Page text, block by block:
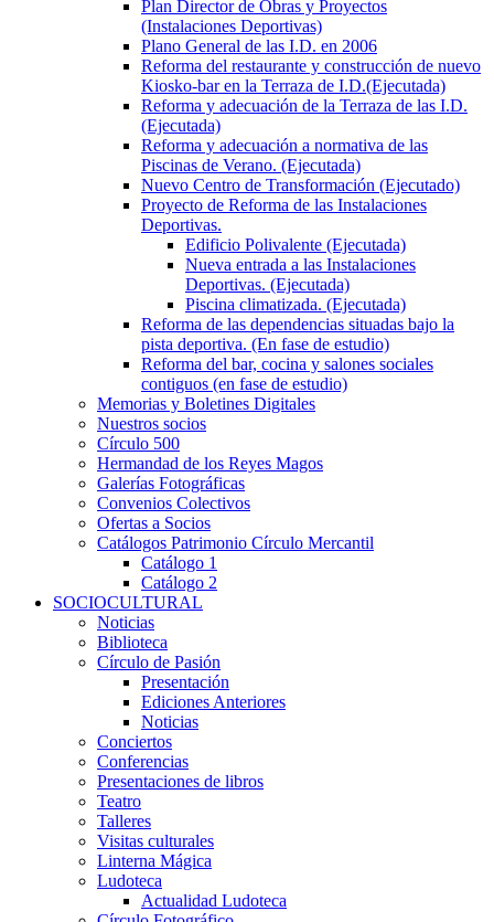
Plan Director de Obras y Proyectos
(Instalaciones Deportivas)
Plano General de las I.D. en 2006
Reforma del restaurante y construcción de nuevo
Kiosko-bar en la Terraza de I.D.(Ejecutada)
Reforma y adecuación de la Terraza de las I.D.
(Ejecutada)
Reforma y adecuación a normativa de las
Piscinas de Verano. (Ejecutada)
Nuevo Centro de Transformación (Ejecutado)
Proyecto de Reforma de las Instalaciones
Deportivas.
Edificio Polivalente (Ejecutada)
Nueva entrada a las Instalaciones
Deportivas. (Ejecutada)
Piscina climatizada. (Ejecutada)
Reforma de las dependencias situadas bajo la
pista deportiva. (En fase de estudio)
Reforma del bar, cocina y salones sociales
contiguos (en fase de estudio)
Memorias y Boletines Digitales
Nuestros socios
Círculo 500
Hermandad de los Reyes Magos
Galerías Fotográficas
Convenios Colectivos
Ofertas a Socios
Catálogos Patrimonio Círculo Mercantil
Catálogo 1
Catálogo 2
SOCIOCULTURAL
Noticias
Biblioteca
Círculo de Pasión
Presentación
Ediciones Anteriores
Noticias
Conciertos
Conferencias
Presentaciones de libros
Teatro
Talleres
Visitas culturales
Linterna Mágica
Ludoteca
Actualidad Ludoteca